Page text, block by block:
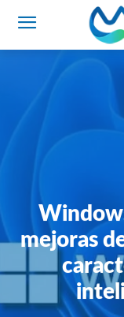
mejoras